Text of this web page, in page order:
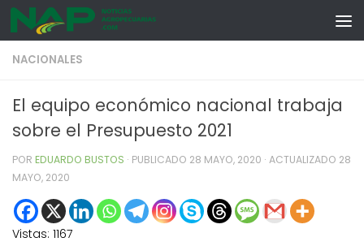
Skip to content
NACIONALES
El equipo económico nacional trabaja
sobre el Presupuesto 2021
POR EDUARDO BUSTOS · PUBLICADO 28 MAYO, 2020 · ACTUALIZADO 28
MAYO, 2020
Vistas: 1167